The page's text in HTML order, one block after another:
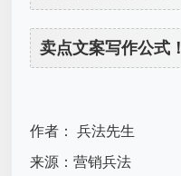
卖点文案写作公式！
作者： 兵法先生
来源：营销兵法